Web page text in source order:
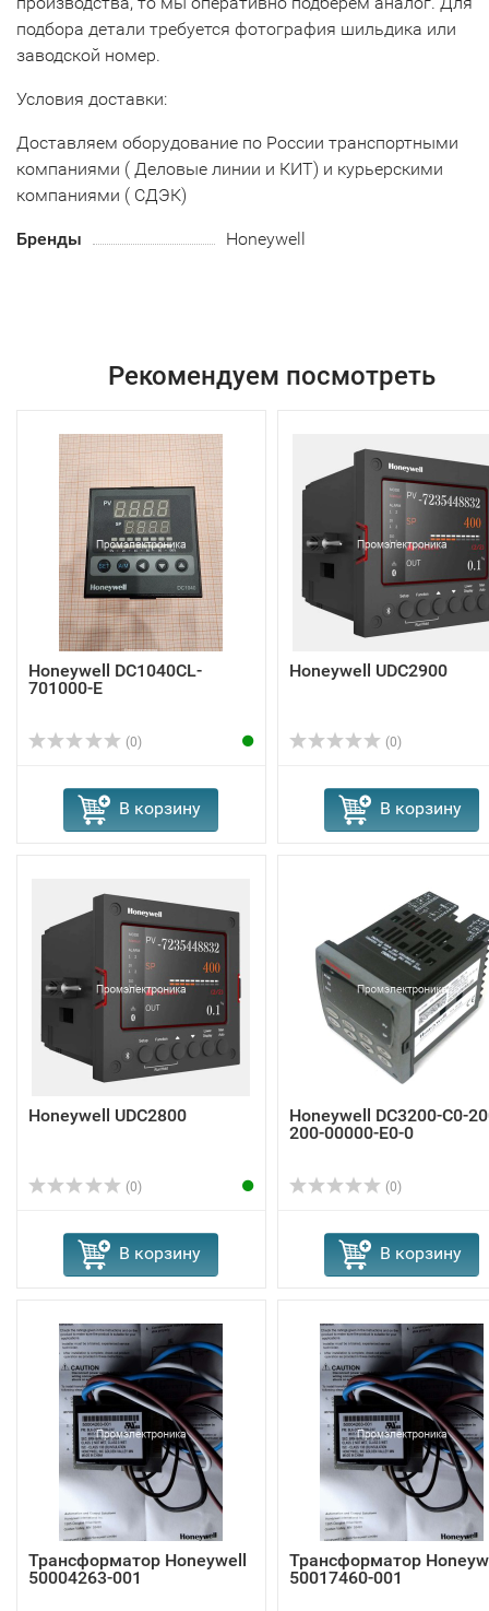
подбора детали требуется фотография шильдика или
заводской номер.
Условия доставки:
Доставляем оборудование по России транспортными
компаниями ( Деловые линии и КИТ) и курьерскими
компаниями ( СДЭК)
Бренды Honeywell
Рекомендуем посмотреть
Honeywell DC1040CL-
701000-E
(0)
В корзину
Honeywell UDC2900
(0)
В корзину
Honeywell UDC2800
(0)
В корзину
Honeywell DC3200-C0-
200-00000-E0-0
(0)
В корзину
Трансформатор Honeywell
50004263-001
Трансформатор
50017460-001